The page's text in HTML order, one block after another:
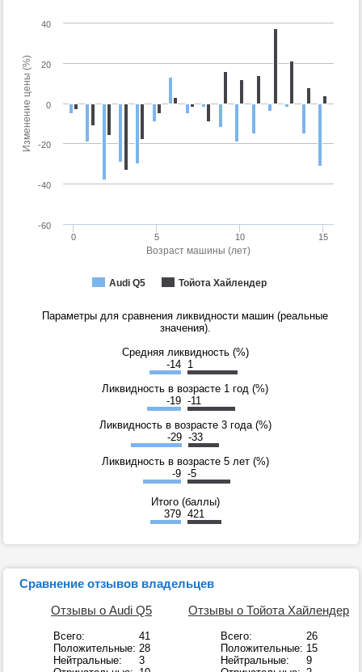
Возраст машины (лет)
Изменение цены (%)
Audi Q5 Тойота Хайлендер
0 5 10 15
-60
-40
-20
0
20
40
Параметры для сравнения ликвидности машин (реальные
значения).
Средняя ликвидность (%)
-14 1
Ликвидность в возрасте 1 год (%)
-19 -11
Ликвидность в возрасте 3 года (%)
-29 -33
Ликвидность в возрасте 5 лет (%)
-9 -5
Итого (баллы)
379 421
Сравнение отзывов владельцев
Отзывы о Audi Q5
Всего:
41
Положительные: 28
Нейтральные:
3
Отзывы о Тойота Хайлендер
Всего:
26
Положительные: 15
Нейтральные:
9